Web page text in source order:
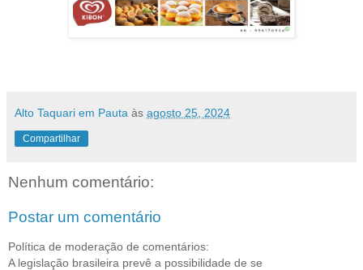
Alto Taquari em Pauta às agosto 25, 2024
Compartilhar
Nenhum comentário:
Postar um comentário
Política de moderação de comentários:
A legislação brasileira prevê a possibilidade de se